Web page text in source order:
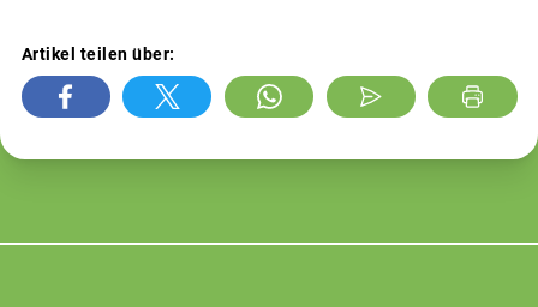
Artikel teilen über: